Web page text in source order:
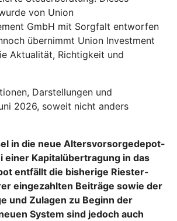
von Union
GmbH mit Sorgfalt entworfen
übernimmt Union Investment
Aktualität, Richtigkeit und
Darstellungen und
2026, soweit nicht anders
in die neue Altersvorsorgedepot-
einer Kapitalübertragung in das
entfällt die bisherige Riester-
eingezahlten Beiträge sowie der
und Zulagen zu Beginn der
System sind jedoch auch